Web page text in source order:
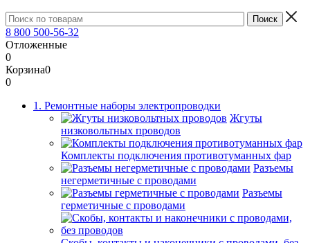
8 800 500-56-32
Отложенные
0
Корзина0
0
1. Ремонтные наборы электропроводки
Жгуты
низковольтных проводов
Комплекты подключения противотуманных фар
Разъемы
негерметичные с проводами
Разъемы
герметичные с проводами